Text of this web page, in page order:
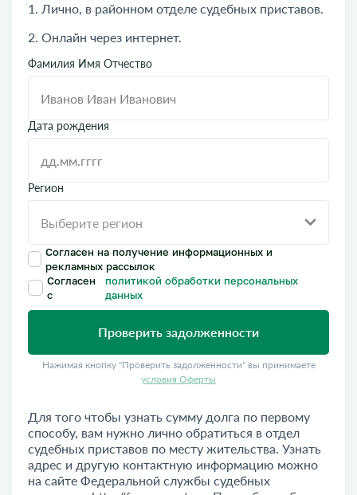
1. Лично, в районном отделе судебных приставов.
2. Онлайн через интернет.
Для того чтобы узнать сумму долга по первому
способу, вам нужно лично обратиться в отдел
судебных приставов по месту жительства. Узнать
адрес и другую контактную информацию можно
на сайте Федеральной службы судебных